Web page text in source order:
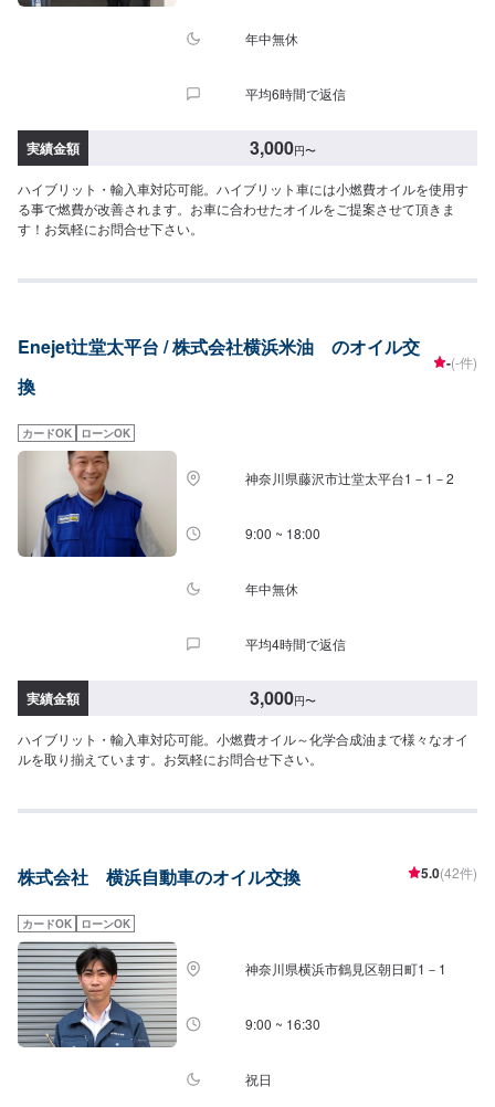
年中無休
平均6時間で返信
実績金額 3,000円〜
ハイブリット・輸入車対応可能。ハイブリット車には小燃費オイルを使用す
る事で燃費が改善されます。お車に合わせたオイルをご提案させて頂きま
す！お気軽にお問合せ下さい。
Enejet辻堂太平台 / 株式会社横浜米油 のオイル交
換
-(-件)
カードOK ローンOK
神奈川県藤沢市辻堂太平台1－1－2
9:00 ~ 18:00
年中無休
平均4時間で返信
実績金額 3,000円〜
ハイブリット・輸入車対応可能。小燃費オイル～化学合成油まで様々なオイ
ルを取り揃えています。お気軽にお問合せ下さい。
株式会社 横浜自動車のオイル交換 5.0(42件)
カードOK ローンOK
神奈川県横浜市鶴見区朝日町1－1
9:00 ~ 16:30
祝日